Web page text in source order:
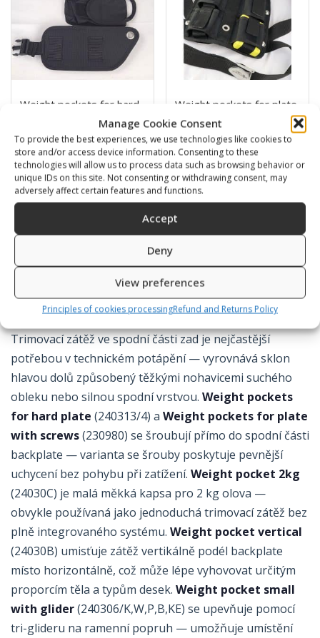
Manage Cookie Consent
To provide the best experiences, we use technologies like cookies to
store and/or access device information. Consenting to these
technologies will allow us to process data such as browsing behavior or
unique IDs on this site. Not consenting or withdrawing consent, may
adversely affect certain features and functions.
Accept
Deny
View preferences
Principles of cookies processingRefund and Returns Policy
Weight pockets for hard
82,00 €
SKU: 240313/4
Weight pockets for plate
with screws
120,00
SKU: 230980
Typy zátěžových kapes
Trimovací zátěž ve spodní části zad je nejčastější
potřebou v technickém potápění — vyrovnává sklon
hlavou dolů způsobený těžkými nohavicemi suchého
obleku nebo silnou spodní vrstvou. Weight pockets
for hard plate (240313/4) a Weight pockets for plate
with screws(230980) se šroubují přímo do spodní části
backplate — varianta se šrouby poskytuje pevnější
uchycení bez pohybu při zatížení. Weight pocket 2kg
(24030C) je malá měkká kapsa pro 2 kg olova —
obvykle používaná jako jednoduchá trimovací zátěž bez
plně integrovaného systému. Weight pocket vertical
(24030B) umisťuje zátěž vertikálně podél backplate
místo horizontálně, což může lépe vyhovovat určitým
proporcím těla a typům desek. Weight pocket small
with glider(240306/K,W,P,B,KE) se upevňuje pomocí
tri-glideru na ramenní popruh — umožňuje umístění